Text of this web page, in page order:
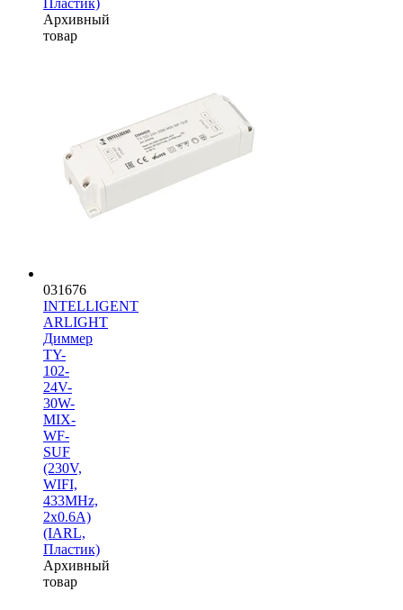
Архивный
товар
031676
INTELLIGENT
ARLIGHT
Диммер
TY-
102-
24V-
30W-
MIX-
WF-
SUF
(230V,
WIFI,
433MHz,
2x0.6A)
(IARL,
Пластик)
Архивный
товар